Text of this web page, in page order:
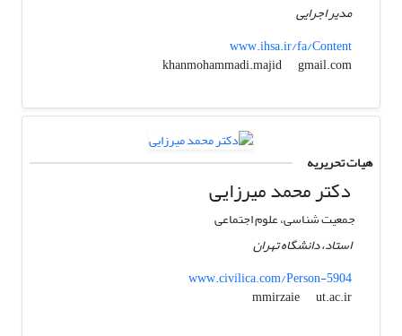
مدیر اجرایی
www.ihsa.ir/fa/Content
khanmohammadi.majid
gmail.com
هیات تحریریه
دکتر محمد میرزایی
جمعیت شناسی، علوم اجتماعی
استاد، دانشگاه تهران
www.civilica.com/Person-5904
mmirzaie
ut.ac.ir